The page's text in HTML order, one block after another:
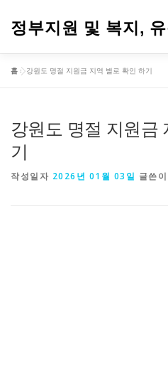
정부지원 및 복지,
홈 »강원도 명절 지원금 지역 별로 확인 하기
강원도 명절 지원금
기
작성일자 2026년 01월 03일 글쓴이